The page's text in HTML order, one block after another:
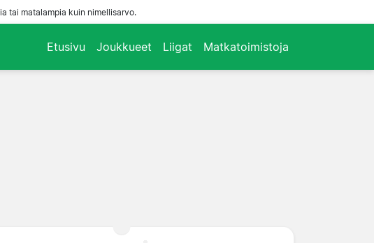
tai matalampia kuin nimellisarvo.
Etusivu Joukkueet Liigat Matkatoimistoja